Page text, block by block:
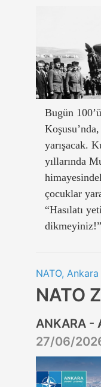
Bugün
yarışacak.
yıllarında
çocuklar
“Hasılatı
dikmeyiniz!”
NATO,
NATO
ANKARA -
27/06/